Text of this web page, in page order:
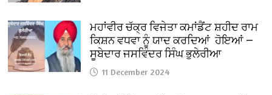
ਮਹਾਂਵੀਰ ਚੱਕ੍ਰ ਵਿਜੇਤਾ ਕਮਾਂਡੈਂਟ ਸ਼ਹੀਦ ਰਾਮ
ਕਿਸ਼ਨ ਵਧਵਾ ਨੂੰ ਯਾਦ ਕਰਦਿਆਂ ਹੋਇਆਂ —
ਸੂਬੇਦਾਰ ਜਸਵਿੰਦਰ ਸਿੰਘ ਭੁਲੇਰੀਆ
11 December 2024